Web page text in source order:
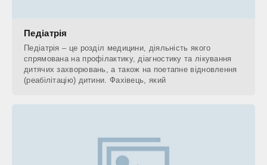
Педіатрія
Педіатрія – це розділ медицини, діяльність якого
спрямована на профілактику, діагностику та лікування
дитячих захворювань, а також на поетапне відновлення
(реабілітацію) дитини. Фахівець, який